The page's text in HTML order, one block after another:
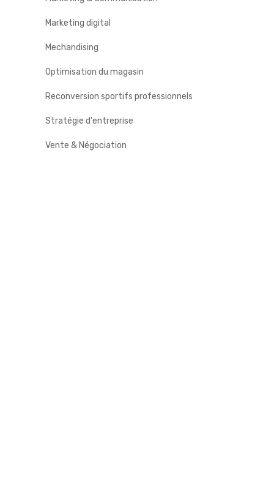
Marketing digital
Mechandising
Optimisation du magasin
Reconversion sportifs professionnels
Stratégie d'entreprise
Vente & Négociation